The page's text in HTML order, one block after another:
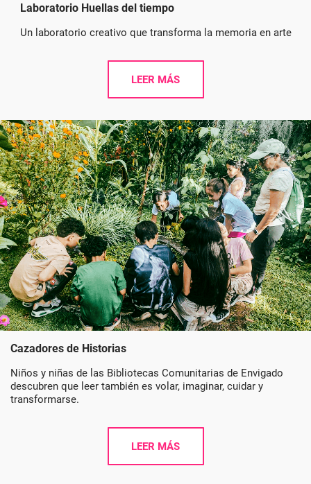
Laboratorio Huellas del tiempo
Un laboratorio creativo que transforma la memoria en arte
LEER MÁS
Cazadores de Historias
Niños y niñas de las Bibliotecas Comunitarias de Envigado
descubren que leer también es volar, imaginar, cuidar y
transformarse.
LEER MÁS